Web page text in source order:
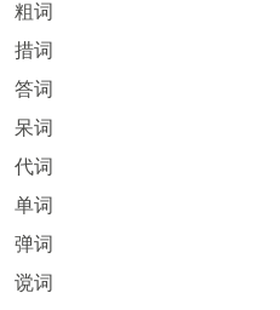
粗词
措词
答词
呆词
代词
单词
弹词
谠词